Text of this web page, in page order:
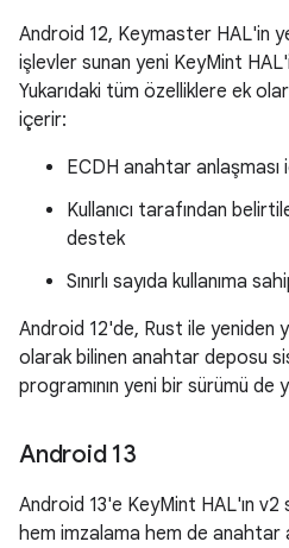
Android 12, Keymaster HAL'in
işlevler sunan yeni KeyMint
Yukarıdaki tüm özelliklere ek
içerir:
ECDH anahtar anlaşması
Kullanıcı tarafından
destek
Sınırlı sayıda kullanıma
Android 12'de, Rust ile yeniden
olarak bilinen anahtar deposu
programının yeni bir sürümü de
Android 13
Android 13'e KeyMint HAL'ın v2
hem imzalama hem de anahtar